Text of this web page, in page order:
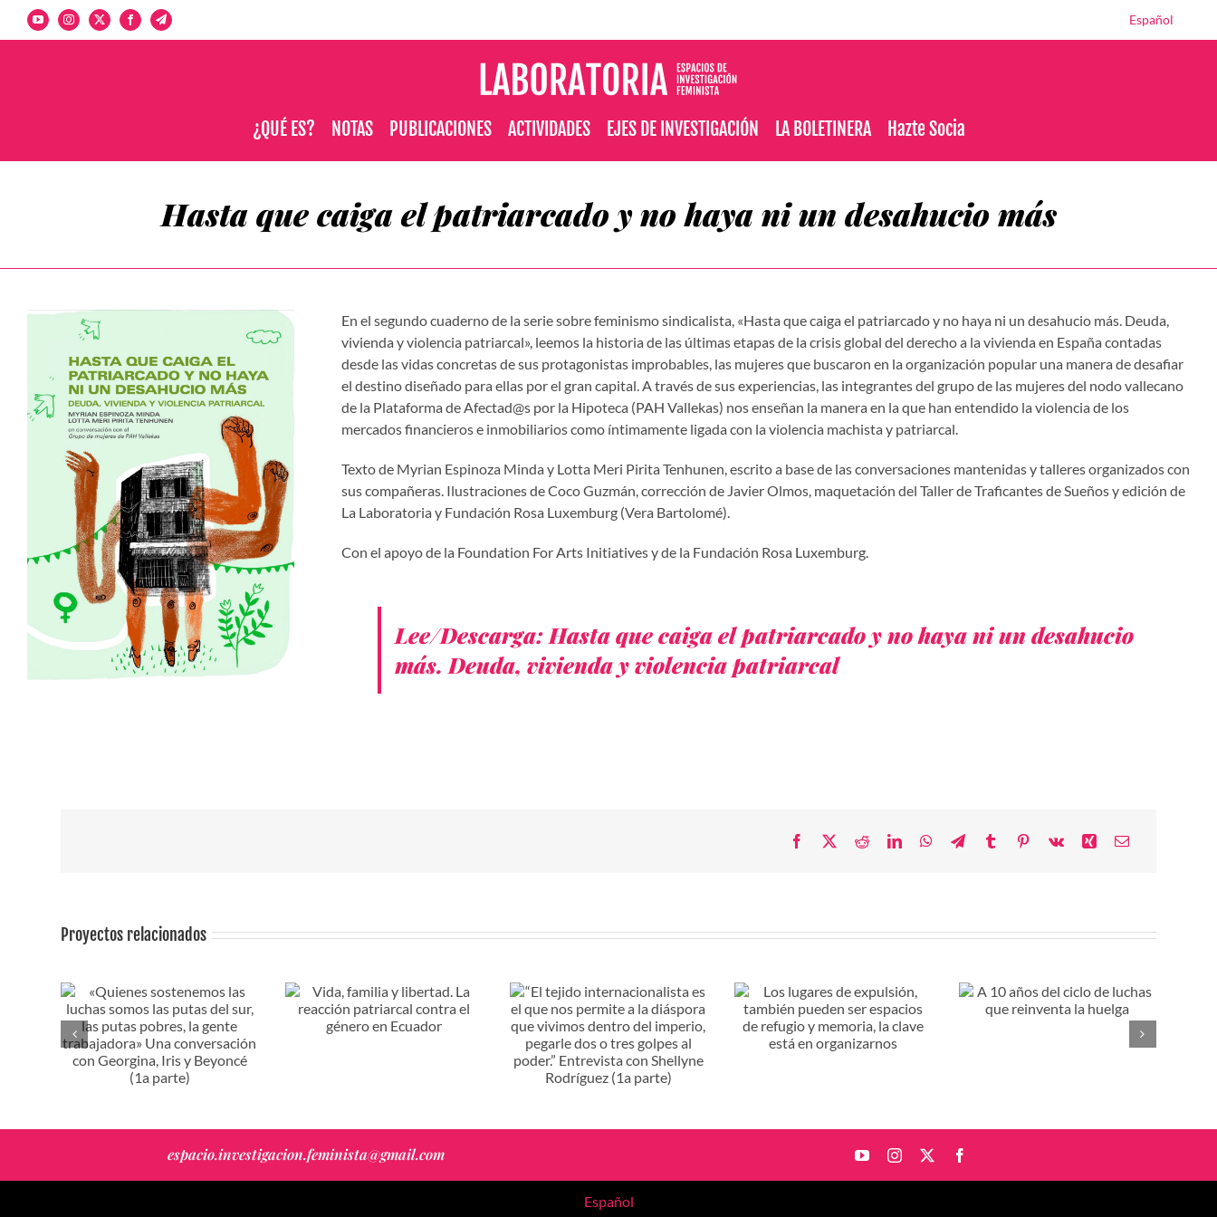
Saltar
YouTubeInstagram
X FacebookTelegram Español
¿QUÉ ES? NOTAS PUBLICACIONES ACTIVIDADES EJES DE INVESTIGACIÓN LA BOLETINERA Hazte Socia
Hasta que caiga el patriarcado y no haya ni un desahucio más
En el segundo cuaderno de la serie sobre feminismo sindicalista, «Hasta que caiga el patriarcado y no haya ni un desahucio más. Deuda,
vivienda y violencia patriarcal», leemos la historia de las últimas etapas de la crisis global del derecho a la vivienda en España contadas
desde las vidas concretas de sus protagonistas improbables, las mujeres que buscaron en la organización popular una manera de desafiar
el destino diseñado para ellas por el gran capital. A través de sus experiencias, las integrantes del grupo de las mujeres del nodo vallecano
de la Plataforma de Afectad@s por la Hipoteca (PAH Vallekas) nos enseñan la manera en la que han entendido la violencia de los
mercados financieros e inmobiliarios como íntimamente ligada con la violencia machista y patriarcal.
Texto de Myrian Espinoza Minda y Lotta Meri Pirita Tenhunen, escrito a base de las conversaciones mantenidas y talleres organizados con
sus compañeras. Ilustraciones de Coco Guzmán, corrección de Javier Olmos, maquetación del Taller de Traficantes de Sueños y edición de
La Laboratoria y Fundación Rosa Luxemburg (Vera Bartolomé).
Con el apoyo de la Foundation For Arts Initiatives y de la Fundación Rosa Luxemburg.
Lee/Descarga: Hasta que caiga el patriarcado y no haya ni un desahucio
más. Deuda, vivienda y violencia patriarcal
Facebook
X RedditLinkedInWhatsApp
TelegramTumblrPinterest
Vk Xing Correo
Proyectos relacionados
Vida, familia y libertad. La
reacción patriarcal contra el
género en Ecuador
es el que nos permite a la
diáspora que vivimos dentro
del imperio, pegarle dos o
también pueden ser
espacios de refugio y
memoria, la clave está en
organizarnos
A 10 años del ciclo de luchas
que reinventa la huelga
espacio.investigacion.feminista@gmail.com
Español